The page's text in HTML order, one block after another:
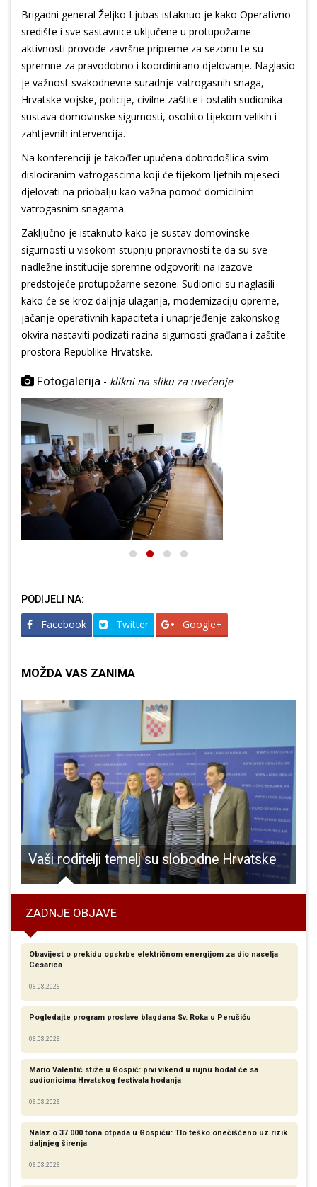
Brigadni general Željko Ljubas istaknuo je kako Operativno
središte i sve sastavnice uključene u protupožarne
aktivnosti provode završne pripreme za sezonu te su
spremne za pravodobno i koordinirano djelovanje. Naglasio
je važnost svakodnevne suradnje vatrogasnih snaga,
Hrvatske vojske, policije, civilne zaštite i ostalih sudionika
sustava domovinske sigurnosti, osobito tijekom velikih i
zahtjevnih intervencija.
Na konferenciji je također upućena dobrodošlica svim
dislociranim vatrogascima koji će tijekom ljetnih mjeseci
djelovati na priobalju kao važna pomoć domicilnim
vatrogasnim snagama.
Zaključno je istaknuto kako je sustav domovinske
sigurnosti u visokom stupnju pripravnosti te da su sve
nadležne institucije spremne odgovoriti na izazove
predstojeće protupožarne sezone. Sudionici su naglasili
kako će se kroz daljnja ulaganja, modernizaciju opreme,
jačanje operativnih kapaciteta i unaprjeđenje zakonskog
okvira nastaviti podizati razina sigurnosti građana i zaštite
prostora Republike Hrvatske.
Fotogalerija - klikni na sliku za uvećanje
PODIJELI NA:
Facebook Twitter Google+
MOŽDA VAS ZANIMA
Vaši roditelji temelj su slobodne Hrvatske
ZADNJE OBJAVE
Obavijest o prekidu opskrbe električnom energijom za dio naselja
Cesarica
06.08.2026
Pogledajte program proslave blagdana Sv. Roka u Perušiću
06.08.2026
Mario Valentić stiže u Gospić: prvi vikend u rujnu hodat će sa
sudionicima Hrvatskog festivala hodanja
06.08.2026
Nalaz o 37.000 tona otpada u Gospiću: Tlo teško onečišćeno uz rizik
daljnjeg širenja
06.08.2026